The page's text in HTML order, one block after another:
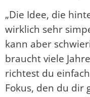
„Die Idee, die
wirklich sehr
kann aber
braucht viele
richtest du
Fokus, den du dir